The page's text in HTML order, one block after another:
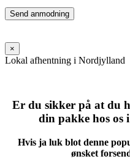
Please
leave
field
empty.
×
Lokal afhentning i Nordjylland
Er du sikker på at du
din pakke hos os
Hvis ja luk blot denne
ønsket